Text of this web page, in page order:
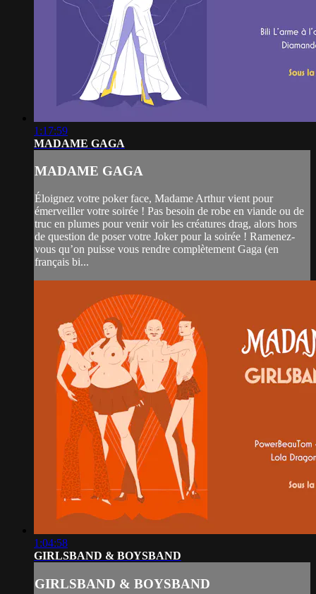
1:17:59
MADAME GAGA
MADAME GAGA
Éloignez votre poker face, Madame Arthur vient pour
émerveiller votre soirée ! Pas besoin de robe en viande ou de
truc en plumes pour venir voir les créatures drag, alors hors
de question de poser votre Joker pour la soirée ! Ramenez-
vous qu’on puisse vous rendre complètement Gaga (en
français bi...
1:04:58
GIRLSBAND & BOYSBAND
GIRLSBAND & BOYSBAND